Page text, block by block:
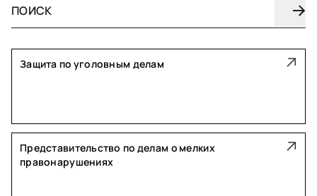
Защита по уголовным делам
Представительство по делам о мелких
правонарушениях